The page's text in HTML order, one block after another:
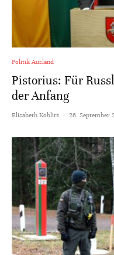
Politik Ausland
Pistorius: Für
der Anfang
Elisabeth Koblitz · 26. September